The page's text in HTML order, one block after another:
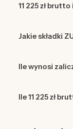
11 225 zł
Jakie składki
Ile wynosi
Ile 11 225 zł